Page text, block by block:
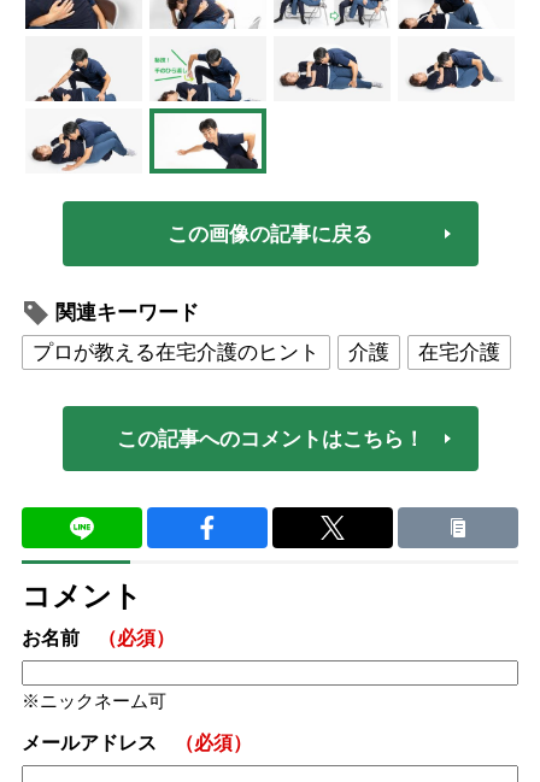
この画像の記事に戻る
関連キーワード
プロが教える在宅介護のヒント
介護 在宅介護
この記事へのコメントはこちら！
コメント
お名前 （必須）
ニックネーム可
メールアドレス （必須）